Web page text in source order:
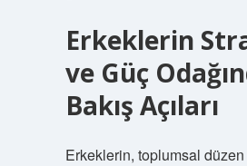
Erkeklerin
ve Güç
Bakış Açıları
Erkeklerin, toplumsal